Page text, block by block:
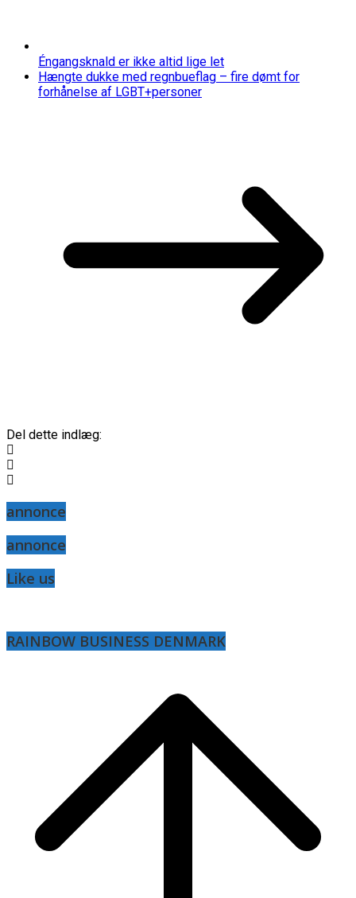
Éngangsknald er ikke altid lige let
Hængte dukke med regnbueflag – fire dømt for
forhånelse af LGBT+personer
Del dette indlæg:
annonce
annonce
Like us
RAINBOW BUSINESS DENMARK